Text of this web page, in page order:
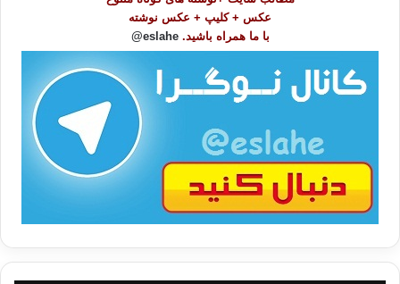
عکس + کلیپ + عکس نوشته
با ما همراه باشید. eslahe@